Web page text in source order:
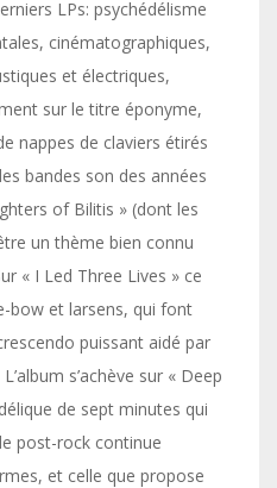
LPs: psychédélisme
cinématographiques,
et électriques,
sur le titre éponyme,
nappes de claviers étirés
bandes son des années
of Bilitis » (dont les
un thème bien connu
« I Led Three Lives » ce
bow et larsens, qui font
puissant aidé par
s’achève sur « Deep
de sept minutes qui
post-rock continue
et celle que propose